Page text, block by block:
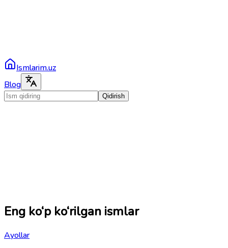
Ismlarim.uz
Blog
Qidirish
Eng ko‘p ko‘rilgan ismlar
Ayollar